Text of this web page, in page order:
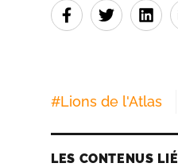
#Lions de l'Atlas
LES CONTENUS